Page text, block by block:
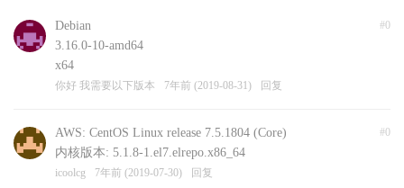
#0
Debian
3.16.0-10-amd64
x64
你好 我需要以下版本 7年前 (2019-08-31) 回复
#0
AWS: CentOS Linux release 7.5.1804 (Core)
内核版本: 5.1.8-1.el7.elrepo.x86_64
icoolcg 7年前 (2019-07-30) 回复